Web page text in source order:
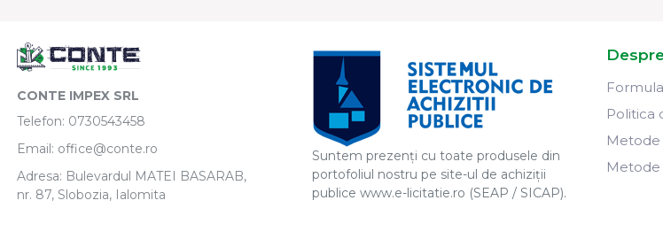
CONTE IMPEX SRL
Telefon: 0730543458
Email: office@conte.ro
Adresa: Bulevardul MATEI BASARAB,
nr. 87, Slobozia, Ialomita
Suntem prezenți cu toate produsele din
portofoliul nostru pe site-ul de achiziții
publice www.e-licitatie.ro (SEAP / SICAP).
Politica
Metode